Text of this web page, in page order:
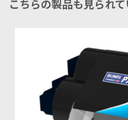
こちらの製品も見られ